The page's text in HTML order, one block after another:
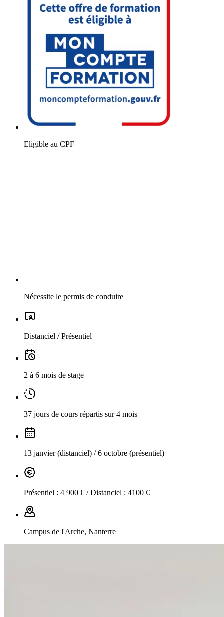
Eligible au CPF
Nécessite le permis de conduire
Distanciel / Présentiel
2 à 6 mois de stage
37 jours de cours répartis sur 4 mois
13 janvier (distanciel) / 6 octobre (présentiel)
Présentiel : 4 900 € / Distanciel : 4100 €
Campus de l'Arche, Nanterre